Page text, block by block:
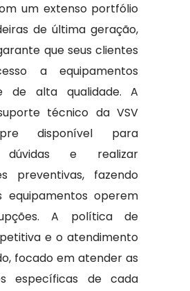
um extenso portfólio
de última geração,
que seus clientes
a equipamentos
de alta qualidade. A
técnico da VSV
disponível para
dúvidas e realizar
preventivas, fazendo
equipamentos operem
A política de
e o atendimento
focado em atender as
específicas de cada